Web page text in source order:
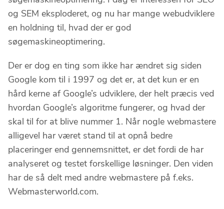
og SEM eksploderet, og nu har mange webudviklere
en holdning til, hvad der er god
søgemaskineoptimering.
Der er dog en ting som ikke har ændret sig siden
Google kom til i 1997 og det er, at det kun er en
hård kerne af Google’s udviklere, der helt præcis ved
hvordan Google’s algoritme fungerer, og hvad der
skal til for at blive nummer 1. Når nogle webmastere
alligevel har været stand til at opnå bedre
placeringer end gennemsnittet, er det fordi de har
analyseret og testet forskellige løsninger. Den viden
har de så delt med andre webmastere på f.eks.
Webmasterworld.com.